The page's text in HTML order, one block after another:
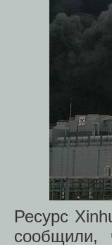
Ресурс
сообщили,